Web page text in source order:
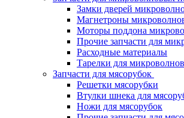
Замки дверей
Магнетроны
Моторы поддона
Прочие запчасти для
Расходные материалы
Тарелки для
Запчасти для мясорубок
Решетки мясорубки
Втулки шнека для
Ножи для мясорубок